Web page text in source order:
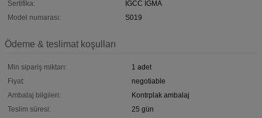
Sertifika:
IGCC IGMA
Model numarası:
S019
Ödeme & teslimat koşulları
Min sipariş miktarı:
1 adet
Fiyat:
negotiable
Ambalaj bilgileri:
Kontrplak ambalaj
Teslim süresi:
25 gün